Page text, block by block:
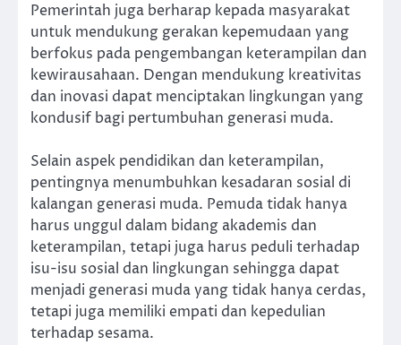
Pemerintah juga berharap kepada masyarakat
untuk mendukung gerakan kepemudaan yang
berfokus pada pengembangan keterampilan dan
kewirausahaan. Dengan mendukung kreativitas
dan inovasi dapat menciptakan lingkungan yang
kondusif bagi pertumbuhan generasi muda.
Selain aspek pendidikan dan keterampilan,
pentingnya menumbuhkan kesadaran sosial di
kalangan generasi muda. Pemuda tidak hanya
harus unggul dalam bidang akademis dan
keterampilan, tetapi juga harus peduli terhadap
isu-isu sosial dan lingkungan sehingga dapat
menjadi generasi muda yang tidak hanya cerdas,
tetapi juga memiliki empati dan kepedulian
terhadap sesama.